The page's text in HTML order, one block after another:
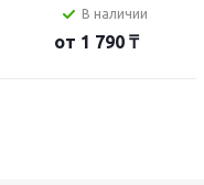
В наличии
от 1 790 ₸